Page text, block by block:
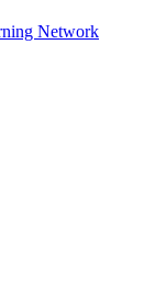
Network